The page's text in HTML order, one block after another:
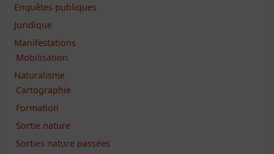
Enquêtes publiques
Juridique
Manifestations
Mobilisation
Naturalisme
Cartographie
Formation
Sortie nature
Sorties nature passées